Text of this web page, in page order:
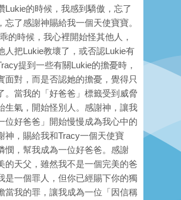
Lukie的時候，我感到驕傲，忘了
忘了感謝神賜給我一個天使寶寶。
的時候，我心裡開始怪其他人，
人把Lukie教壞了，或否認Lukie有
提到一些有關Lukie的擔憂時，
面對，而是否認她的擔憂，覺得只
。當我的「好爸爸」標籤受到威脅
生氣，開始怪別人。感謝神，讓我
位好爸爸」開始慢慢成為我心中的
神，賜給我和Tracy一個天使寶
憫，幫我成為一位好爸爸。感謝
的天父，雖然我不是一個完美的爸
是一個罪人，但你已經賜下你的獨
當我的罪，讓我成為一位「因信稱